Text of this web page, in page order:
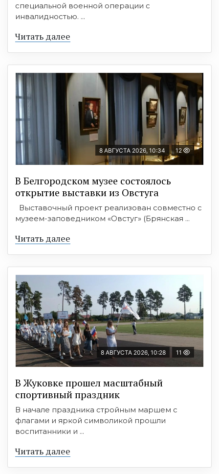
специальной военной операции с
инвалидностью. ...
Читать далее
8 АВГУСТА 2026, 10:34 12
В Белгородском музее состоялось
открытие выставки из Овстуга
Выставочный проект реализован совместно с
музеем-заповедником «Овстуг» (Брянская ...
Читать далее
8 АВГУСТА 2026, 10:28 11
В Жуковке прошел масштабный
спортивный праздник
В начале праздника стройным маршем с
флагами и яркой символикой прошли
воспитанники и ...
Читать далее